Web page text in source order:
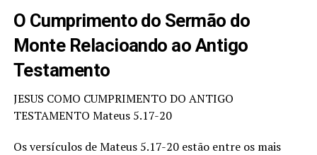
O Cumprimento do Sermão do
Monte Relacioando ao Antigo
Testamento
JESUS COMO CUMPRIMENTO DO ANTIGO
TESTAMENTO Mateus 5.17-20
Os versículos de Mateus 5.17-20 estão entre os mais